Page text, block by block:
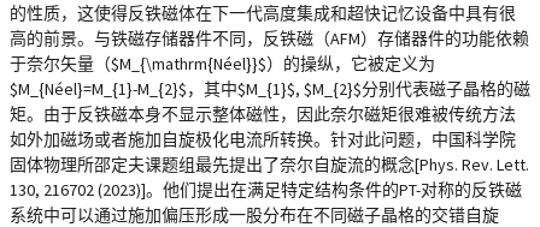
的性质，这使得反铁磁体在下一代高度集成和超快记忆设备中具有很
高的前景。与铁磁存储器件不同，反铁磁（AFM）存储器件的功能依赖
于奈尔矢量（$M_{\mathrm{Néel}}$）的操纵，它被定义为
$M_{Néel}=M_{1}-M_{2}$，其中$M_{1}$, $M_{2}$分别代表磁子晶格的磁
矩。由于反铁磁本身不显示整体磁性，因此奈尔磁矩很难被传统方法
如外加磁场或者施加自旋极化电流所转换。针对此问题，中国科学院
固体物理所邵定夫课题组最先提出了奈尔自旋流的概念[Phys. Rev. Lett.
130, 216702 (2023)]。他们提出在满足特定结构条件的PT-对称的反铁磁
系统中可以通过施加偏压形成一股分布在不同磁子晶格的交错自旋